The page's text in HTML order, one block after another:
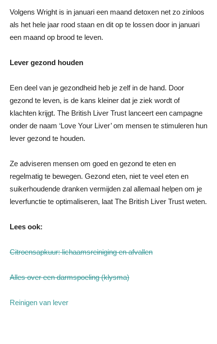
Volgens Wright is in januari een maand detoxen net zo zinloos
als het hele jaar rood staan en dit op te lossen door in januari
een maand op brood te leven.
Lever gezond houden
Een deel van je gezondheid heb je zelf in de hand. Door
gezond te leven, is de kans kleiner dat je ziek wordt of
klachten krijgt. The British Liver Trust lanceert een campagne
onder de naam ‘Love Your Liver’ om mensen te stimuleren hun
lever gezond te houden.
Ze adviseren mensen om goed en gezond te eten en
regelmatig te bewegen. Gezond eten, niet te veel eten en
suikerhoudende dranken vermijden zal allemaal helpen om je
leverfunctie te optimaliseren, laat The British Liver Trust weten.
Lees ook:
Citroensapkuur: lichaamsreiniging en afvallen
Alles over een darmspoeling (klysma)
Reinigen van lever